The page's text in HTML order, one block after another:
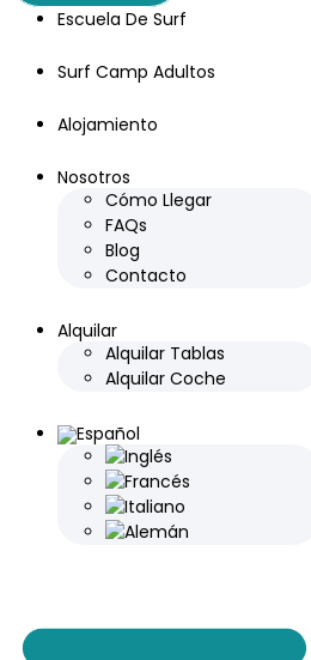
Escuela De Surf
Surf Camp Adultos
Alojamiento
Nosotros
Cómo Llegar
FAQs
Blog
Contacto
Alquilar
Alquilar Tablas
Alquilar Coche